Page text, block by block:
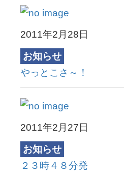
2011年2月28日
お知らせ
やっとこさ～！
2011年2月27日
お知らせ
２３時４８分発